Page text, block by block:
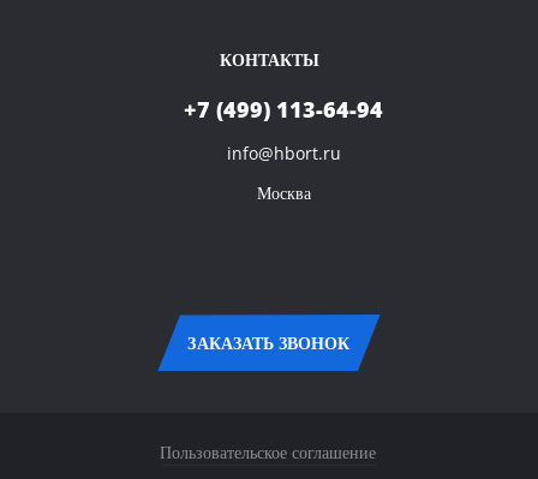
КОНТАКТЫ
+7 (499) 113-64-94
info@hbort.ru
Москва
ЗАКАЗАТЬ ЗВОНОК
Пользовательское соглашение